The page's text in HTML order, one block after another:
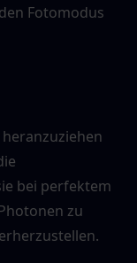
Fotomodus
bei perfektem
zu